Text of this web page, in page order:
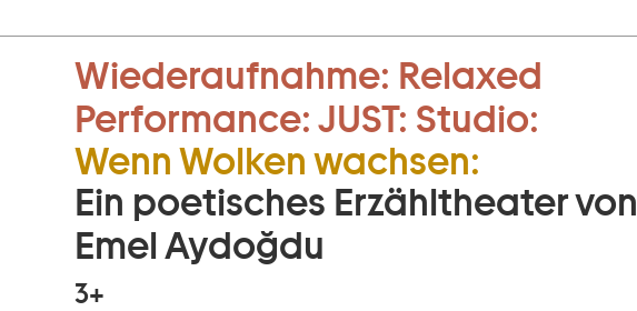
Wiederaufnahme: Relaxed
Performance: JUST: Studio:
Wenn Wolken wachsen:
Ein poetisches Erzähltheater von
Emel Aydoğdu
3+